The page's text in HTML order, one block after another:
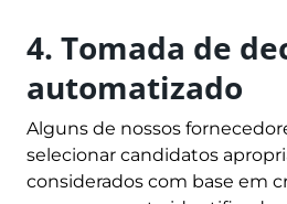
4. Tomada de
automatizado
Alguns de nossos
selecionar candidatos
considerados com base em